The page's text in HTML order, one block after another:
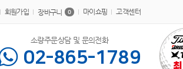
회원가입 장바구니 0 마이쇼핑 고객센터
소량주문상담 및 문의전화
02-865-1789